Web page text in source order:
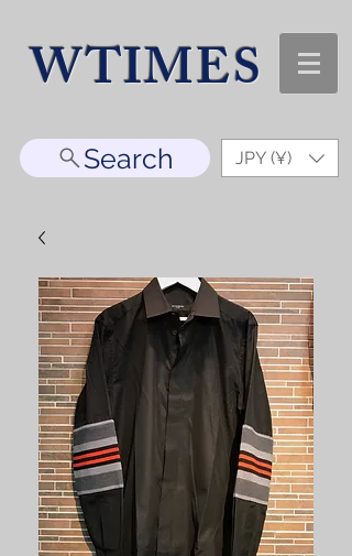
WTIMES
Search JPY (¥)